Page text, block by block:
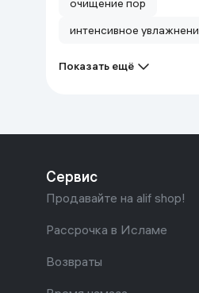
очищение пор
интенсивное
Показать ещё
Сервис
Продавайте на alif shop!
Рассрочка в Исламе
Возвраты